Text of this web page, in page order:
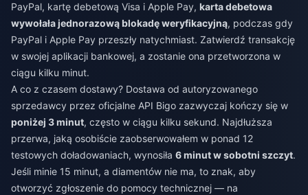
PayPal, kartę debetową Visa i Apple Pay, karta debetowa
wywołała jednorazową blokadę weryfikacyjną, podczas gdy
PayPal i Apple Pay przeszły natychmiast. Zatwierdź transakcję
w swojej aplikacji bankowej, a zostanie ona przetworzona w
ciągu kilku minut.
A co z czasem dostawy? Dostawa od autoryzowanego
sprzedawcy przez oficjalne API Bigo zazwyczaj kończy się w
poniżej 3 minut, często w ciągu kilku sekund. Najdłuższa
przerwa, jaką osobiście zaobserwowałem w ponad 12
testowych doładowaniach, wynosiła 6 minut w sobotni szczyt.
Jeśli minie 15 minut, a diamentów nie ma, to znak, aby
otworzyć zgłoszenie do pomocy technicznej — na